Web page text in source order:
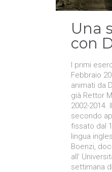
Una
con
I primi
Febbraio
animati da
già Rettor
2002-2014. Il
secondo
fissato dal
lingua
Boenzi,
all’
settimana